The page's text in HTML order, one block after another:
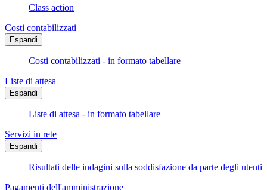
Class action
Costi contabilizzati
Espandi
Costi contabilizzati - in formato tabellare
Liste di attesa
Espandi
Liste di attesa - in formato tabellare
Servizi in rete
Espandi
Risultati delle indagini sulla soddisfazione da parte degli utenti
Pagamenti dell'amministrazione